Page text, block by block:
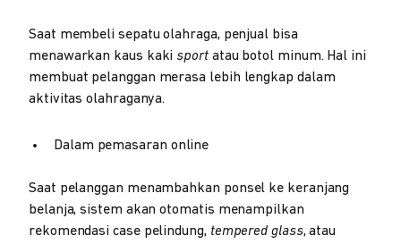
Saat membeli sepatu olahraga, penjual bisa
menawarkan kaus kaki sportatau botol minum. Hal ini
membuat pelanggan merasa lebih lengkap dalam
aktivitas olahraganya.
Dalam pemasaran online
Saat pelanggan menambahkan ponsel ke keranjang
belanja, sistem akan otomatis menampilkan
rekomendasi case pelindung, tempered glass, atau